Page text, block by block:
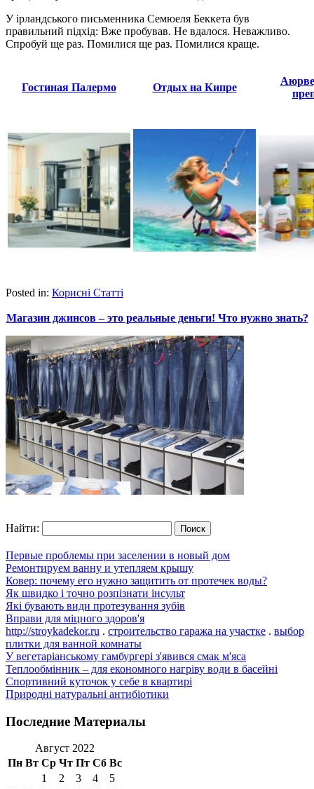
У ірландського письменника Семюеля Беккета був
правильний підхід: Вже пробував. Не вдалося. Неважливо.
Спробуй ще раз. Помилися ще раз. Помилися краще.
Гостиная Палермо Отдых на Кипре
Posted in: Корисні Статті
Магазин джинсов – это реальные деньги! Что нужно знать?
Найти:
Первые проблемы при заселении в новый дом
Ремонтируем ванну и утепляем крышу
Ковер: почему его нужно защитить от протечек воды?
Як швидко і точно розпізнати інсульт
Які бувають види протезування зубів
Вправи для міцного здоров'я
http://stroykadekor.ru . строительство гаража на участке . выбор
плитки для ванной комнаты
У вегетаріанському гамбургері з'явився смак м'яса
Теплообмінник – для економного нагріву води в басейні
Спортивний куточок у себе в квартирі
Природні натуральні антибіотики
Последние Материалы
Август 2022
Пн Вт Ср Чт Пт Сб Вс
1
2 3 4
5